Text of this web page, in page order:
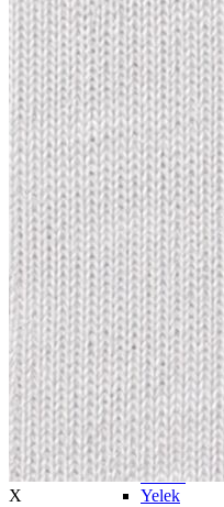
Trenchcoat
Kadın
Kadın
Öne Çıkanlar
Öne Çıkanlar
Yaz
Giyim
Giyim
Jean
Pantolon
Gömlek
T-shirt
Polo T-shirt
Bluz
Etek
Elbise
Şort
Kapri
Atlet
Top
Sweatshirt
Kazak
Yelek
X